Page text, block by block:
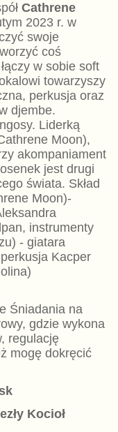
Cathrene
2023 r. w
swoje
coś
w sobie soft
towarzyszy
perkusja oraz
djembe.
Liderką
Moon),
akompaniament
jest drugi
świata. Skład
Moon)-
instrumenty
- giatara
Kacper
Śniadania na
gdzie wykona
regulację
mogę dokręcić
Kocioł